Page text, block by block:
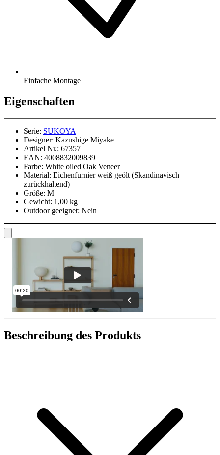
Einfache Montage
Eigenschaften
Serie: SUKOYA
Designer: Kazushige Miyake
Artikel Nr.: 67357
EAN: 4008832009839
Farbe: White oiled Oak Veneer
Material: Eichenfurnier weiß geölt (Skandinavisch
zurückhaltend)
Größe: M
Gewicht: 1,00 kg
Outdoor geeignet: Nein
Beschreibung des Produkts